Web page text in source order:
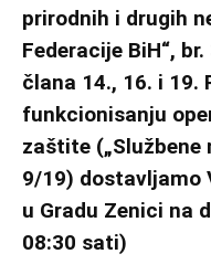
prirodnih i drugih
Federacije BiH“,
člana 14., 16. i 19.
funkcionisanju
zaštite („Službene
9/19) dostavljamo
u Gradu Zenici na
08:30 sati)